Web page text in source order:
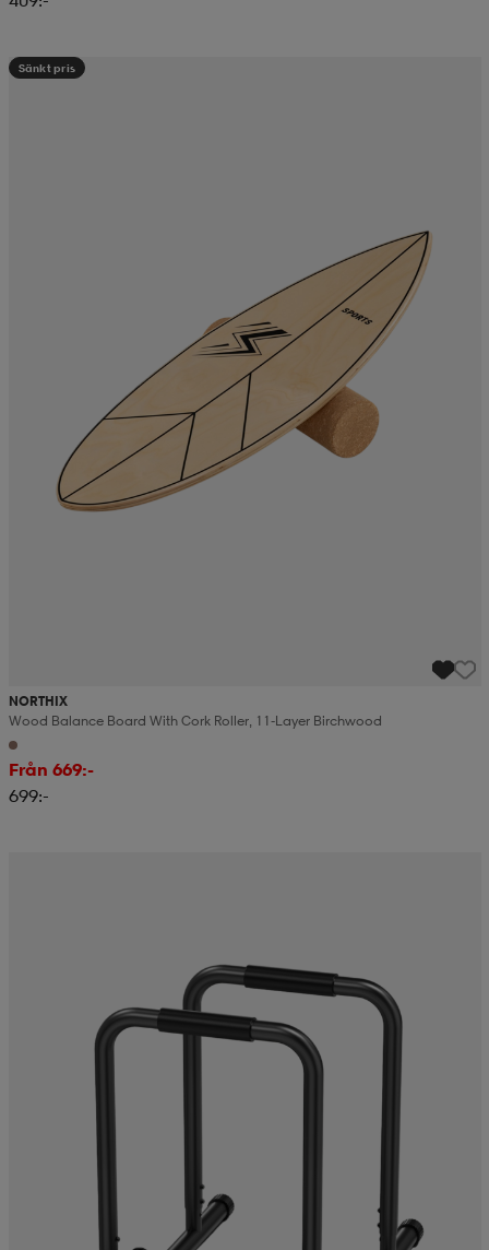
Sänkt pris
NORTHIX
Wood Balance Board With Cork Roller, 11-Layer Birchwood
Från 669:-
699:-